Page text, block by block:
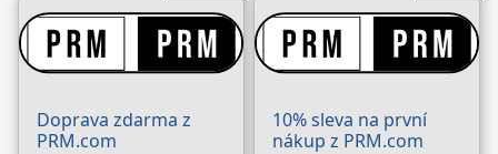
Doprava zdarma z
PRM.com
10% sleva na první
nákup z PRM.com